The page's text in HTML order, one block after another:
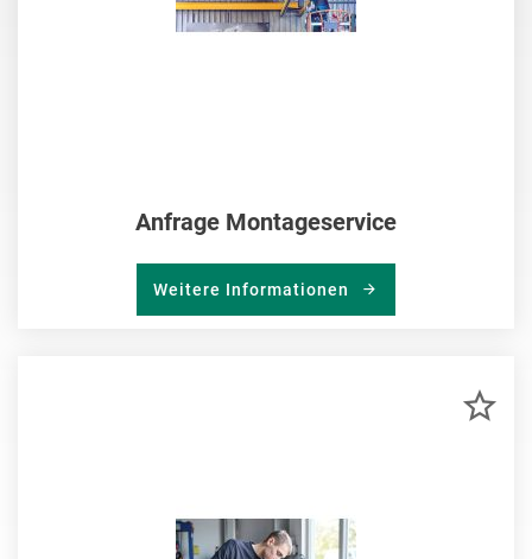
Anfrage Montageservice
Weitere Informationen